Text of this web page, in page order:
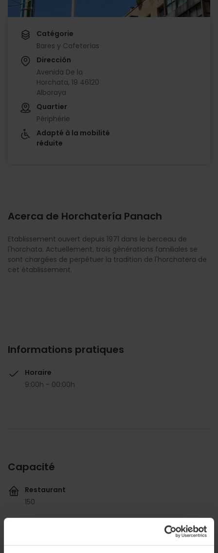
Catégorie
Bares y Cafeterías
Dirección
Avenida De la
Horchata, 19 46120
Alboraya
Quartier
Périphérie
Adapté à la mobilité
réduite
Acerca de Horchatería Panach
Etablissement ouvert depuis 1971 dans le berceau de
l'horchata. Actuellement, trois générations familiales se
sont chargées de perpétuer la tradition de l'horchatera de
cet établissement.
Informations pratiques
Horaire
9:00h - 00:00h
Capacité
Restaurant
150